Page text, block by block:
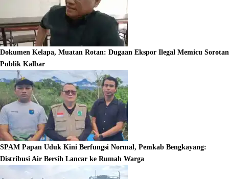
Dokumen Kelapa, Muatan Rotan: Dugaan Ekspor Ilegal Memicu Sorotan
Publik Kalbar
SPAM Papan Uduk Kini Berfungsi Normal, Pemkab Bengkayang:
Distribusi Air Bersih Lancar ke Rumah Warga